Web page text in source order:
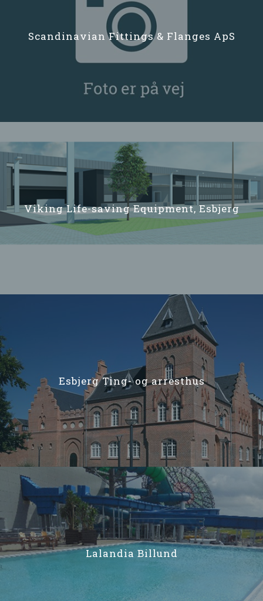
Scandinavian Fittings & Flanges ApS
Viking Life-saving Equipment, Esbjerg
Esbjerg Ting- og arresthus
Lalandia Billund